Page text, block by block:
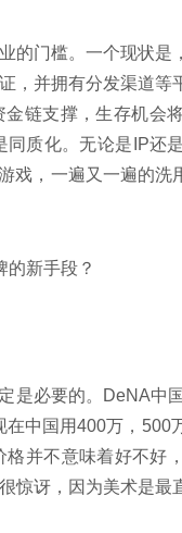
的门槛。一个现状是
，并拥有分发渠道等
链支撑，生存机会
质化。无论是IP还
戏，一遍又一遍的洗
是必要的。DeNA中
中国用400万，500
并不意味着好不好
惊讶，因为美术是最